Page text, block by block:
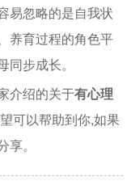
易忽略的是自我状
养育过程的角色平
步成长。
介绍的关于有心理
可以帮助到你,如果
享。